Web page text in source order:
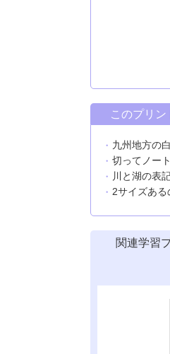
このプリン
九州地方の
切ってノー
川と湖の表
2サイズある
関連学習